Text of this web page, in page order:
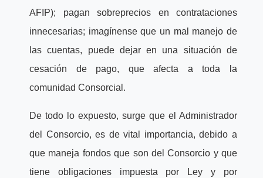
AFIP); pagan sobreprecios en contrataciones
innecesarias; imagínense que un mal manejo de
las cuentas, puede dejar en una situación de
cesación de pago, que afecta a toda la
comunidad Consorcial.
De todo lo expuesto, surge que el Administrador
del Consorcio, es de vital importancia, debido a
que maneja fondos que son del Consorcio y que
tiene obligaciones impuesta por Ley y por